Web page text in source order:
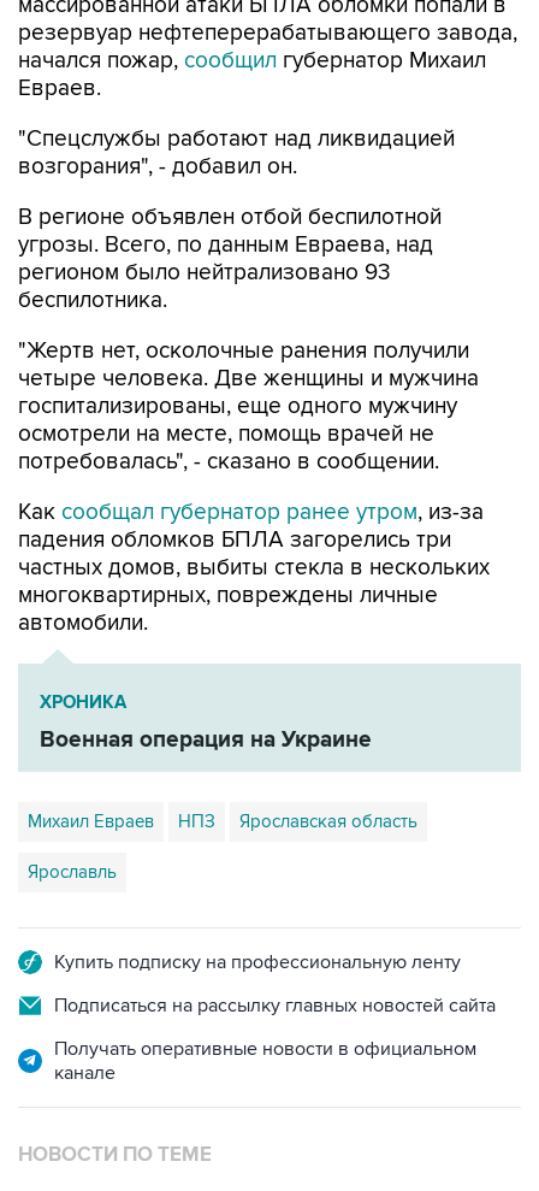
резервуар нефтеперерабатывающего завода,
начался пожар, сообщил губернатор Михаил
Евраев.
"Спецслужбы работают над ликвидацией
возгорания", - добавил он.
В регионе объявлен отбой беспилотной
угрозы. Всего, по данным Евраева, над
регионом было нейтрализовано 93
беспилотника.
"Жертв нет, осколочные ранения получили
четыре человека. Две женщины и мужчина
госпитализированы, еще одного мужчину
осмотрели на месте, помощь врачей не
потребовалась", - сказано в сообщении.
Как сообщал губернатор ранее утром, из-за
падения обломков БПЛА загорелись три
частных домов, выбиты стекла в нескольких
многоквартирных, повреждены личные
автомобили.
ХРОНИКА
Военная операция на Украине
Михаил Евраев НПЗ Ярославская область
Ярославль
Купить подписку на профессиональную ленту
Подписаться на рассылку главных новостей сайта
Получать оперативные новости в официальном
канале
НОВОСТИ ПО ТЕМЕ